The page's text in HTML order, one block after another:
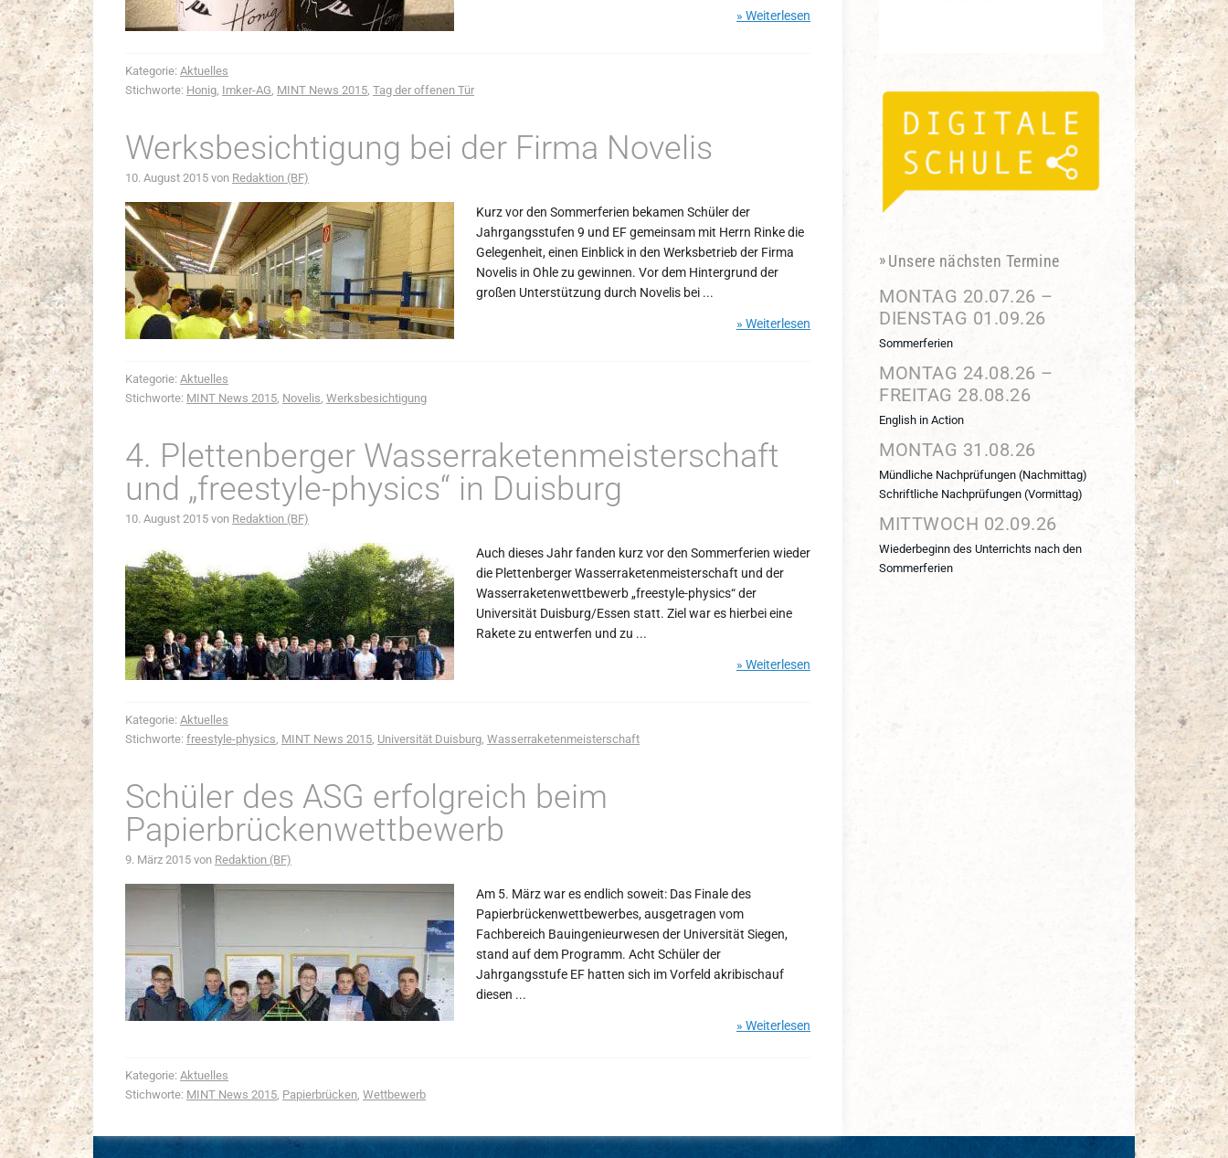
» Weiterlesen
Kategorie: Aktuelles
Stichworte: Honig, Imker-AG, MINT News 2015, Tag der offenen Tür
Werksbesichtigung bei der Firma Novelis
10. August 2015 von Redaktion (BF)
Kurz vor den Sommerferien bekamen Schüler der
Jahrgangsstufen 9 und EF gemeinsam mit Herrn Rinke die
Gelegenheit, einen Einblick in den Werksbetrieb der Firma
Novelis in Ohle zu gewinnen. Vor dem Hintergrund der
großen Unterstützung durch Novelis bei ...
» Weiterlesen
Kategorie: Aktuelles
Stichworte: MINT News 2015, Novelis, Werksbesichtigung
4. Plettenberger Wasserraketenmeisterschaft
und „freestyle-physics“ in Duisburg
10. August 2015 von Redaktion (BF)
Auch dieses Jahr fanden kurz vor den Sommerferien wieder
die Plettenberger Wasserraketenmeisterschaft und der
Wasserraketenwettbewerb „freestyle-physics“ der
Universität Duisburg/Essen statt. Ziel war es hierbei eine
Rakete zu entwerfen und zu ...
» Weiterlesen
Kategorie: Aktuelles
Stichworte: freestyle-physics, MINT News 2015, Universität Duisburg, Wasserraketenmeisterschaft
Schüler des ASG erfolgreich beim
Papierbrückenwettbewerb
9. März 2015 von Redaktion (BF)
Am 5. März war es endlich soweit: Das Finale des
Papierbrückenwettbewerbes, ausgetragen vom
Fachbereich Bauingenieurwesen der Universität Siegen,
stand auf dem Programm. Acht Schüler der
Jahrgangsstufe EF hatten sich im Vorfeld akribischauf
diesen ...
» Weiterlesen
Kategorie: Aktuelles
Stichworte: MINT News 2015, Papierbrücken, Wettbewerb
Unsere nächsten Termine
MONTAG 20.07.26 –
DIENSTAG 01.09.26
Sommerferien
MONTAG 24.08.26 –
FREITAG 28.08.26
English in Action
MONTAG 31.08.26
Mündliche Nachprüfungen (Nachmittag)
Schriftliche Nachprüfungen (Vormittag)
MITTWOCH 02.09.26
Wiederbeginn des Unterrichts nach den
Sommerferien